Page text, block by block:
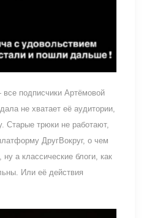
подписчики Артёмовой
не хватает её аудитории,
Старые трюки не работают,
ДругВокруг, о чем
а классические блоги, как
Или её действия